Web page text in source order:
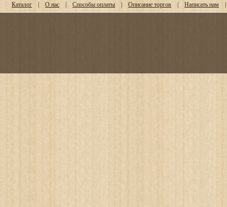
Каталог | О нас | Способы оплаты | Описание торгов | Написать нам |